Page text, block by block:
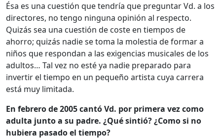
Ésa es una cuestión que tendría que preguntar Vd. a los
directores, no tengo ninguna opinión al respecto.
Quizás sea una cuestión de coste en tiempos de
ahorro; quizás nadie se toma la molestia de formar a
niños que respondan a las exigencias musicales de los
adultos… Tal vez no esté ya nadie preparado para
invertir el tiempo en un pequeño artista cuya carrera
está muy limitada.
En febrero de 2005 cantó Vd. por primera vez como
adulta junto a su padre. ¿Qué sintió? ¿Como si no
hubiera pasado el tiempo?